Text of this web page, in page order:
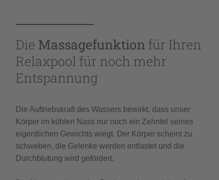
Die Massagefunktion für Ihren
Relaxpool für noch mehr
Entspannung
Die Auftriebskraft des Wassers bewirkt, dass unser
Körper im kühlen Nass nur noch ein Zehntel seines
eigentlichen Gewichts wiegt. Der Körper scheint zu
schweben, die Gelenke werden entlastet und die
Durchblutung wird gefördert.